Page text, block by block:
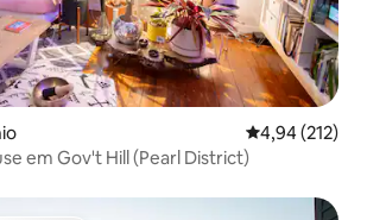
4,94 de uma
4,94 (212)
em Gov't Hill (Pearl District)